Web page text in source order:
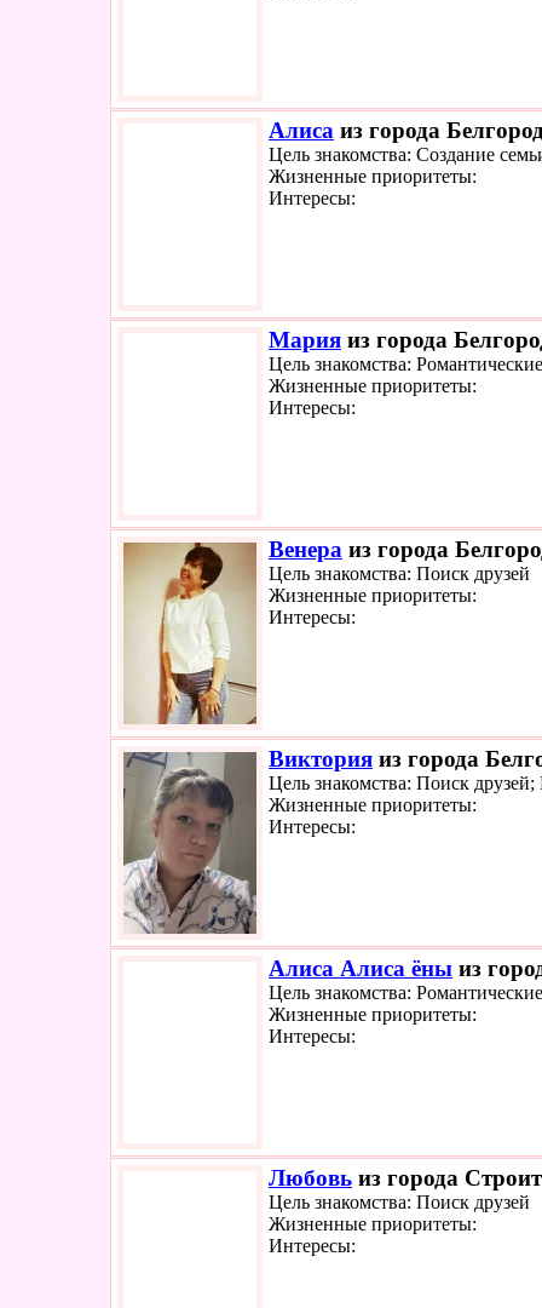
Алиса из города
Цель знакомства: Создание
Жизненные приоритеты:
Интересы:
Мария из города
Цель знакомства:
Жизненные приоритеты:
Интересы:
Венера из города
Цель знакомства: Поиск друзей
Жизненные приоритеты:
Интересы:
Виктория из города
Цель знакомства: Поиск
Жизненные приоритеты:
Интересы:
Алиса Алиса ёны из
Цель знакомства:
Жизненные приоритеты:
Интересы:
Любовь из города
Цель знакомства: Поиск друзей
Жизненные приоритеты:
Интересы: